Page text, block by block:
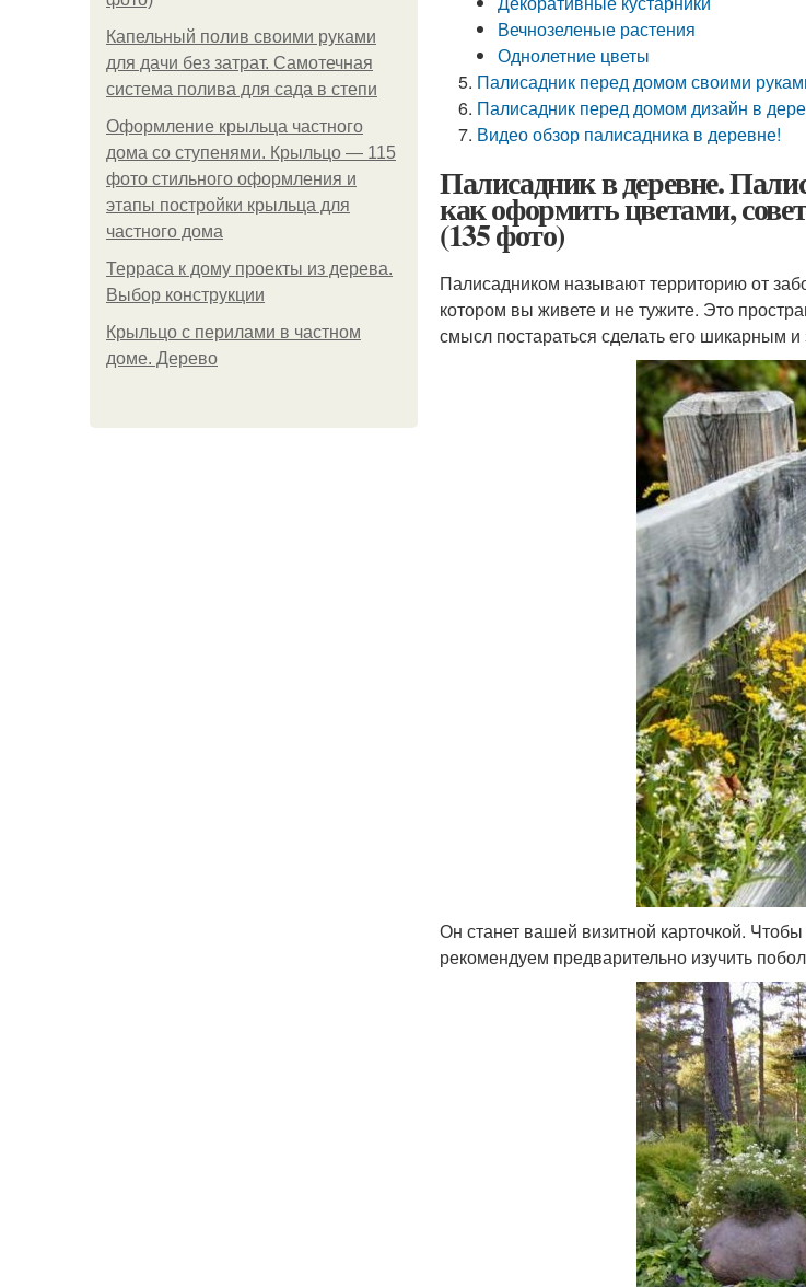
Капельный полив своими руками
для дачи без затрат. Самотечная
система полива для сада в степи
Оформление крыльца частного
дома со ступенями. Крыльцо — 115
фото стильного оформления и
этапы постройки крыльца для
частного дома
Терраса к дому проекты из дерева.
Выбор конструкции
Крыльцо с перилами в частном
доме. Дерево
Вечнозеленые растения
Однолетние цветы
Палисадник перед домом своими
Палисадник перед домом дизайн в
Видео обзор палисадника в деревне!
Палисадник в деревне.
как оформить цветами,
(135 фото)
Палисадником называют территорию от
котором вы живете и не тужите. Это
смысл постараться сделать его шикарным
Он станет вашей визитной карточкой.
рекомендуем предварительно изучить